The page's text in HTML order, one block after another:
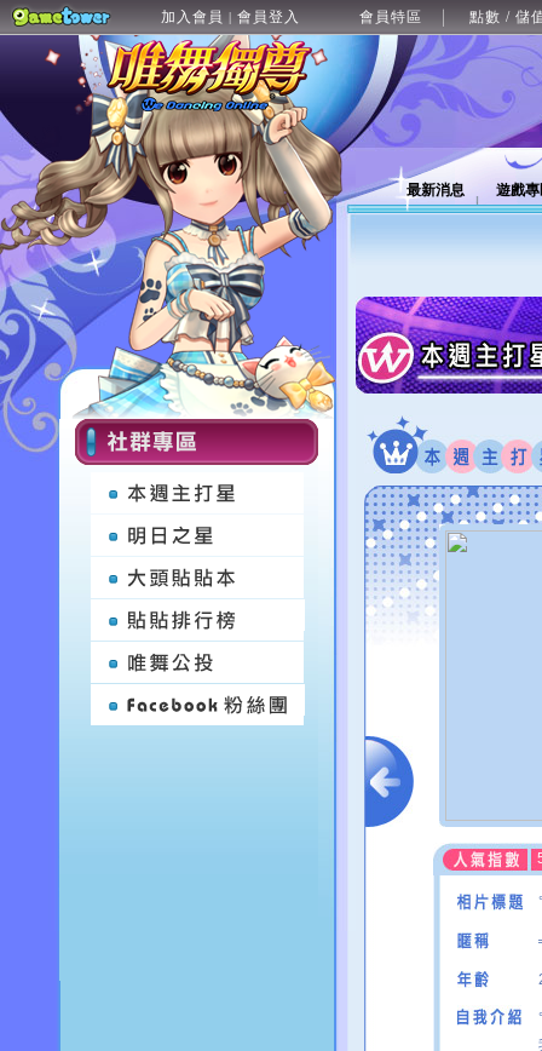
加入會員 | 會員登入 會員特區 點數 / 儲
最新消息 遊戲